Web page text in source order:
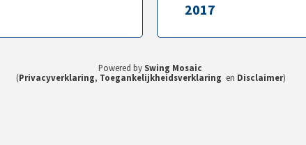
2017
Powered by Swing Mosaic
(Privacyverklaring, Toegankelijkheidsverklaring en Disclaimer)